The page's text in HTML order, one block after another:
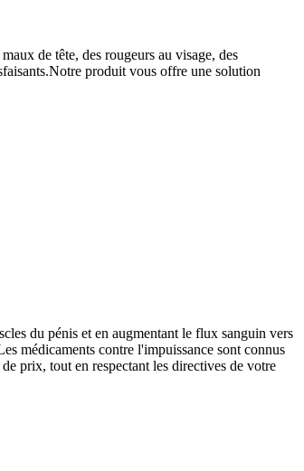
de tête, des rougeurs au visage, des
produit vous offre une solution
du pénis et en augmentant le flux sanguin vers
médicaments contre l'impuissance sont connus
prix, tout en respectant les directives de votre